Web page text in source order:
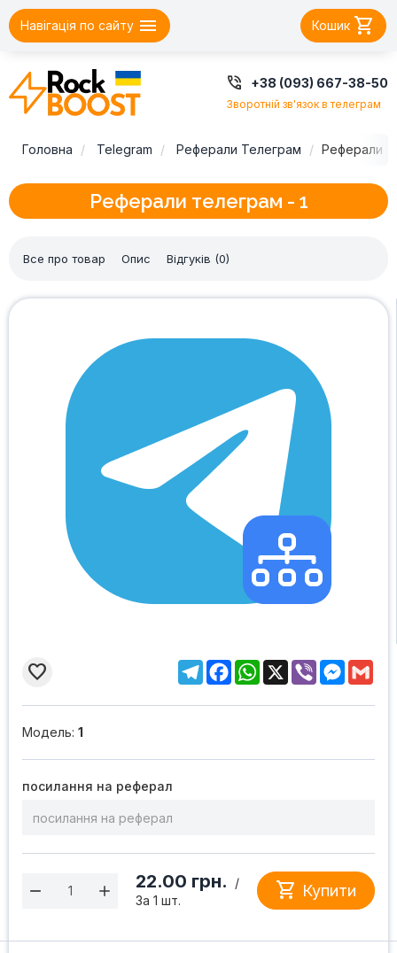
Навігація по сайту  Кошик 
 +38 (093) 667-38-50
Зворотній зв'язок в телеграм
Головна Telegram Реферали Телеграм Реферали
Реферали телеграм - 1
Все про товар Опис Відгуків (0)
 TelegramFacebookWhatsApp
X Viber
Модель: 1
посилання на реферал
22.00 грн.
/
За 1 шт.
 Купити